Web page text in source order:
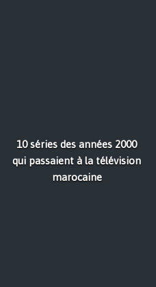
10 séries des années 2000
qui passaient à la télévision
marocaine